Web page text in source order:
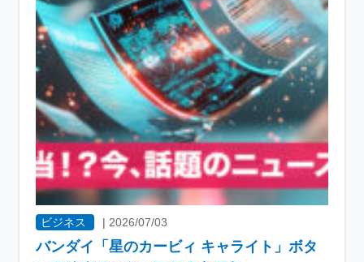
ビジネス | 2026/07/03
バンダイ「星のカービィ キャライト」ボタ